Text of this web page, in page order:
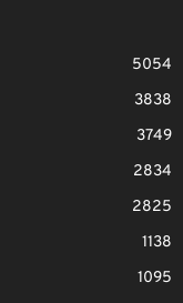
5054
3838
3749
2834
2825
1138
1095